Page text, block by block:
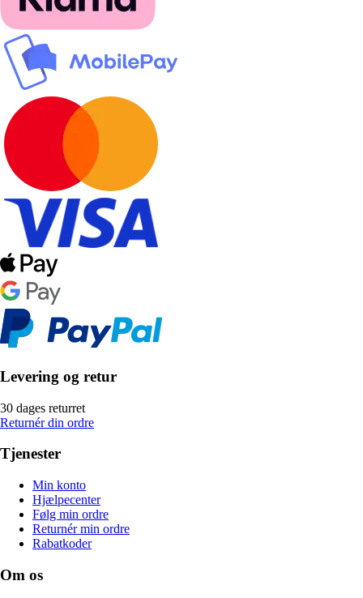
Levering og retur
30 dages returret
Returnér din ordre
Tjenester
Min konto
Hjælpecenter
Følg min ordre
Returnér min ordre
Rabatkoder
Om os